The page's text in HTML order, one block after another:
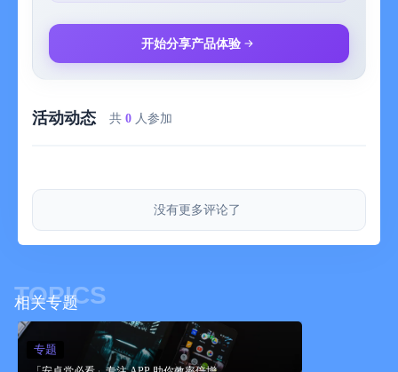
开始分享产品体验
活动动态 共 0 人参加
没有更多评论了
TOPICS
相关专题
专题